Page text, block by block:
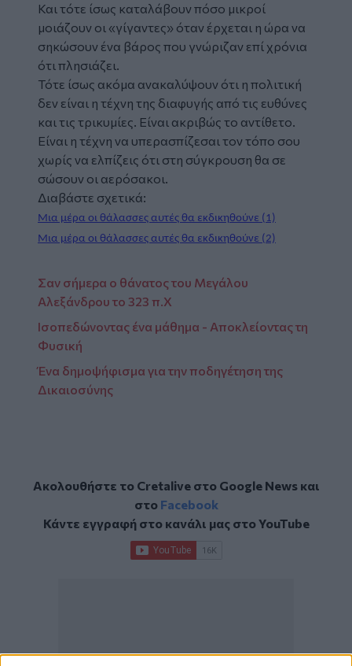
Και τότε ίσως καταλάβουν πόσο μικροί
μοιάζουν οι «γίγαντες» όταν έρχεται η ώρα να
σηκώσουν ένα βάρος που γνώριζαν επί χρόνια
ότι πλησιάζει.
Τότε ίσως ακόμα ανακαλύψουν ότι η πολιτική
δεν είναι η τέχνη της διαφυγής από τις ευθύνες
και τις τρικυμίες. Είναι ακριβώς το αντίθετο.
Είναι η τέχνη να υπερασπίζεσαι τον τόπο σου
χωρίς να ελπίζεις ότι στη σύγκρουση θα σε
σώσουν οι αερόσακοι.
Διαβάστε σχετικά:
Μια μέρα οι θάλασσες αυτές θα εκδικηθούνε (1)
Μια μέρα οι θάλασσες αυτές θα εκδικηθούνε (2)
Σαν σήμερα ο θάνατος του Μεγάλου
Αλεξάνδρου το 323 π.Χ
Ισοπεδώνοντας ένα μάθημα - Αποκλείοντας τη
Φυσική
Ένα δημοψήφισμα για την ποδηγέτηση της
Δικαιοσύνης
Ακολουθήστε το Cretalive στο Google Newsκαι
στο Facebook
Κάντε εγγραφή στο κανάλι μας στοYouTube